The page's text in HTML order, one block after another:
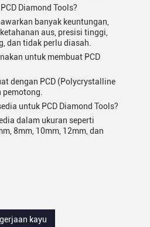
Diamond Tools?
banyak keuntungan,
aus, presisi tinggi,
dan tidak perlu diasah.
untuk membuat PCD
dengan PCD (Polycrystalline
untuk PCD Diamond Tools?
dalam ukuran seperti
8mm, 10mm, 12mm, dan
kayu